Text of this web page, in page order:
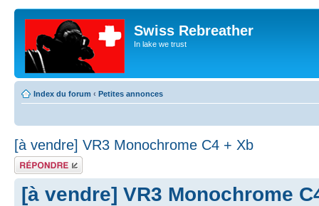
Swiss Rebreather
In lake we trust
Index du forum ‹ Petites annonces
[à vendre] VR3 Monochrome C4 + Xb
Répondre
[à vendre] VR3 Monochrome